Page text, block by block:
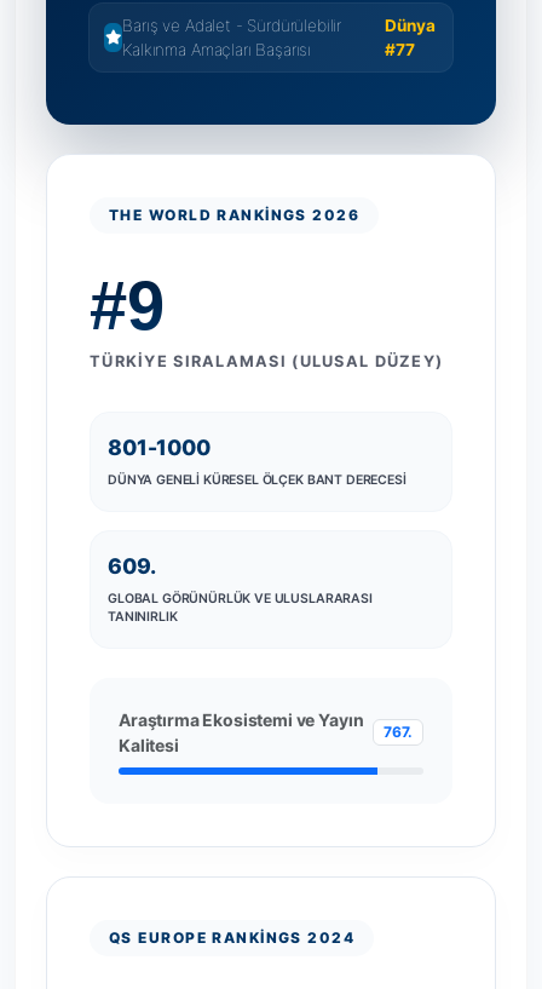
Barış ve Adalet - Sürdürülebilir
Kalkınma Amaçları Başarısı
Dünya
#77
THE WORLD RANKINGS 2026
#9
TÜRKIYE SIRALAMASI (ULUSAL DÜZEY)
801-1000
DÜNYA GENELI KÜRESEL ÖLÇEK BANT DERECESI
609.
GLOBAL GÖRÜNÜRLÜK VE ULUSLARARASI
TANINIRLIK
Araştırma Ekosistemi ve Yayın
Kalitesi
767.
QS EUROPE RANKINGS 2024